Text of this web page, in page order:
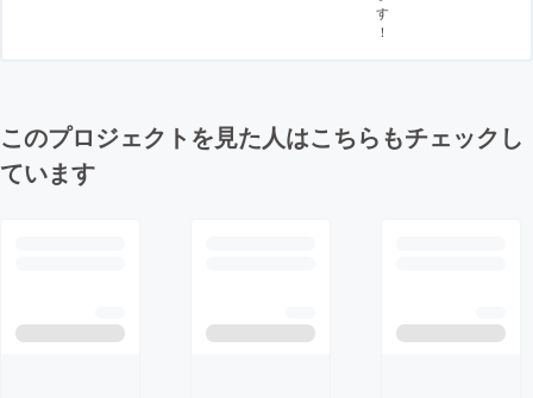
す
！
このプロジェクトを見た人はこちらもチェックし
ています